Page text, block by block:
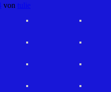
von tulie